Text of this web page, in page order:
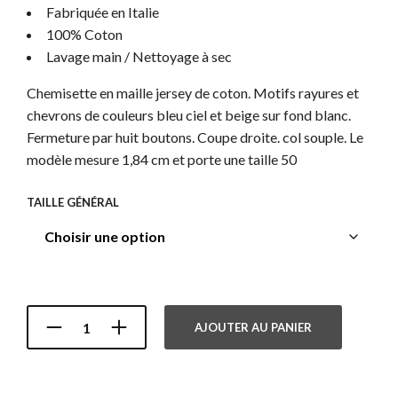
Fabriquée en Italie
100% Coton
Lavage main / Nettoyage à sec
Chemisette en maille jersey de coton. Motifs rayures et
chevrons de couleurs bleu ciel et beige sur fond blanc.
Fermeture par huit boutons. Coupe droite. col souple. Le
modèle mesure 1,84 cm et porte une taille 50
TAILLE GÉNÉRAL
AJOUTER AU PANIER